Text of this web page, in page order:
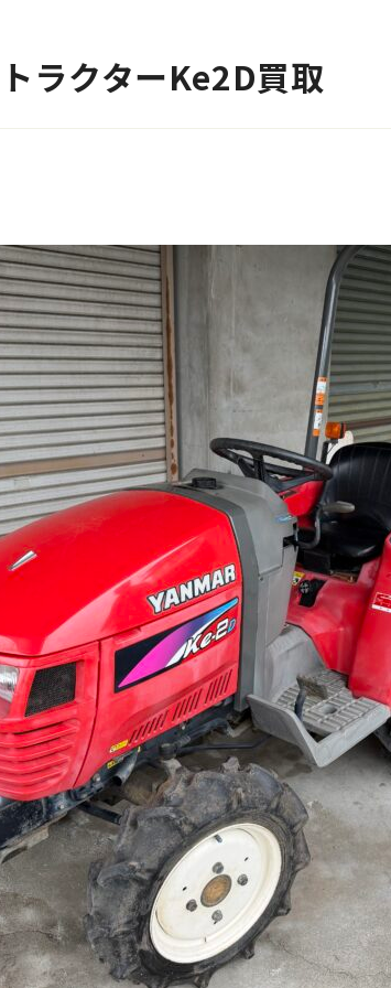
ラクターKe2D買取